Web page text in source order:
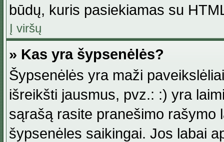
būdų, kuris pasiekiamas su
Į viršų
» Kas yra šypsenėlės?
Šypsenėlės yra maži
išreikšti jausmus, pvz.: :) yra
sąrašą rasite pranešimo rašymo
šypsenėles saikingai. Jos labai